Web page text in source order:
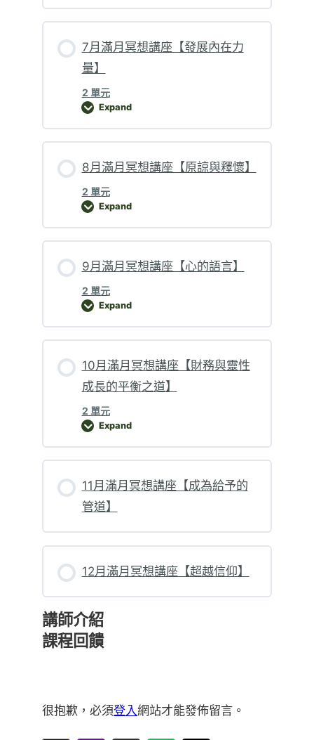
7月滿月冥想講座【發展內在力
量】
2 單元
Expand
7月滿月冥想講座【發展內在力量】
8月滿月冥想講座【原諒與釋懷】
2 單元
Expand
8月滿月冥想講座【原諒與釋懷】
9月滿月冥想講座【心的語言】
2 單元
Expand
9月滿月冥想講座【心的語言】
10月滿月冥想講座【財務與靈性
成長的平衡之道】
2 單元
Expand
10月滿月冥想講座【財務與靈性成長的平衡之道】
11月滿月冥想講座【成為給予的
管道】
12月滿月冥想講座【超越信仰】
講師介紹
課程回饋
很抱歉，必須登入網站才能發佈留言。